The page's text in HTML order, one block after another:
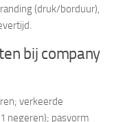
(druk/borduur),
bij company
verkeerde
negeren); pasvorm